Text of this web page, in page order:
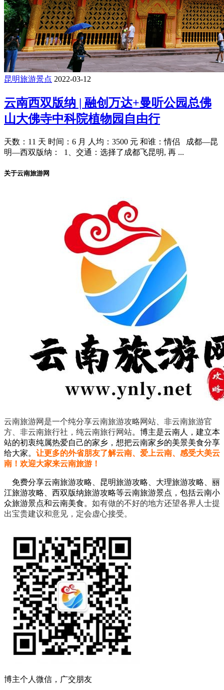
昆明旅游景点 2022-03-12
云南西双版纳 | 融创万达+曼听公园总佛
山大佛寺中科院植物园自由行
天数：11 天 时间：6 月 人均：3500 元 和谁：情侣 成都—昆
明—西双版纳： 1、交通：选择了成都飞昆明, 再 ...
关于云南旅游网
云南旅游网是一个纯分享云南旅游攻略网站、非云南旅游官
方、非云南旅行社，纯云南旅行网站。 博主是云南人，建立本
站的初衷纯属热爱自己的家乡，想把云南家乡的美景美食分享
给大家。 让更多的外省朋友了解云南、爱上云南、感受大美云
南！欢迎大家来云南旅游！
免费分享云南旅游攻略、昆明旅游攻略、大理旅游攻略、丽
江旅游攻略、西双版纳旅游攻略等云南旅游景点，包括云南小
众旅游景点和云南美食。 如有做的不好的地方还望各界人士提
出宝贵建议和意见，定会虚心接受。
博主个人微信，广交朋友